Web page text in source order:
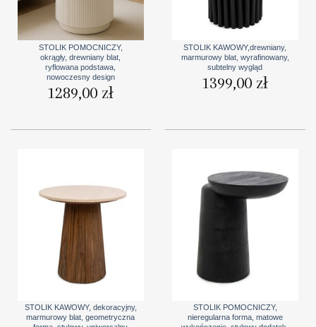
STOLIK POMOCNICZY,
okrągły, drewniany blat,
ryflowana podstawa,
nowoczesny design
1289,00 zł
STOLIK KAWOWY,drewniany,
marmurowy blat, wyrafinowany,
subtelny wygląd
1399,00 zł
STOLIK KAWOWY, dekoracyjny,
marmurowy blat, geometryczna
STOLIK POMOCNICZY,
nieregularna forma, matowe